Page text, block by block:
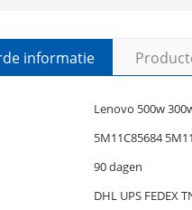
informatie
Lenovo 500w
5M11C85684
90 dagen
DHL UPS FEDEX